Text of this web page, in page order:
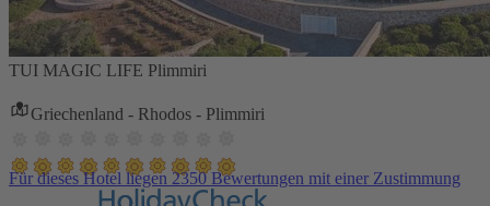
TUI MAGIC LIFE Plimmiri
Griechenland - Rhodos - Plimmiri
Für dieses Hotel liegen 2350 Bewertungen mit einer Zustimmung